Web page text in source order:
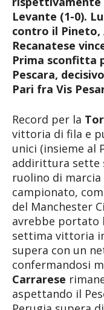
Levante (1-0).
contro il Pineto,
Recanatese
Prima sconfitta
Pescara,
Pari fra Vis
Record per la
vittoria di fila e
unici (insieme al
addirittura sette
ruolino di
campionato,
del Manchester
avrebbe portato
settima vittoria
supera con un
confermandosi
Carrarese
aspettando il